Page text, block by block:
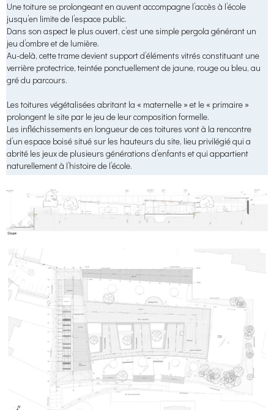
Une toiture se prolongeant en auvent accompagne l’accès à l’école
jusqu’en limite de l’espace public.
Dans son aspect le plus ouvert, c’est une simple pergola générant un
jeu d’ombre et de lumière.
Au-delà, cette trame devient support d’éléments vitrés constituant une
verrière protectrice, teintée ponctuellement de jaune, rouge ou bleu, au
gré du parcours.
Les toitures végétalisées abritant la « maternelle » et le « primaire »
prolongent le site par le jeu de leur composition formelle.
Les infléchissements en longueur de ces toitures vont à la rencontre
d’un espace boisé situé sur les hauteurs du site, lieu privilégié qui a
abrité les jeux de plusieurs générations d’enfants et qui appartient
naturellement à l’histoire de l’école.